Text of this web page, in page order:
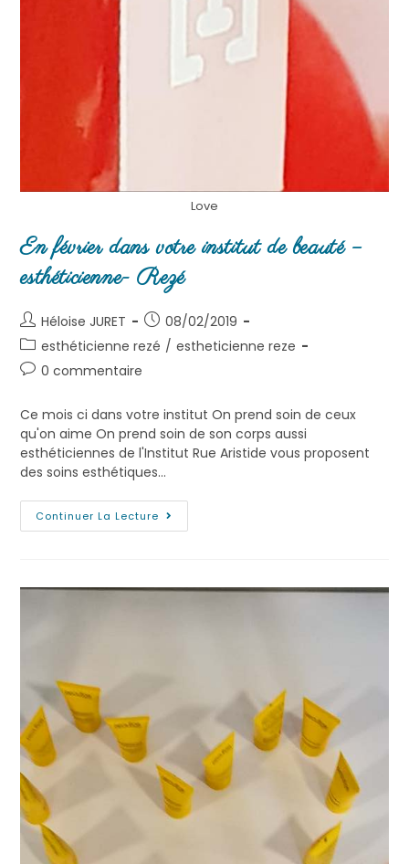
Love
En février dans votre institut de beauté –
esthéticienne- Rezé
Héloise JURET
08/02/2019
esthéticienne rezé / estheticienne reze
0 commentaire
Ce mois ci dans votre institut On prend soin de ceux
qu'on aime On prend soin de son corps aussi
esthéticiennes de l'Institut Rue Aristide vous proposent
des soins esthétiques…
Continuer La Lecture